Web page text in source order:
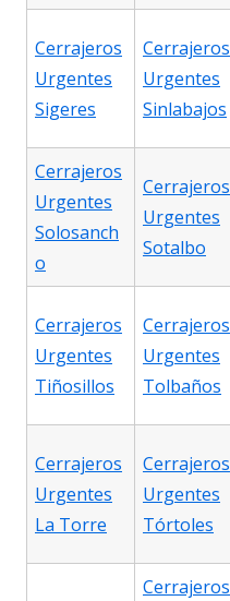
Cerrajeros
Urgentes
Sigeres
Cerrajeros
Urgentes
Sinlabajos
Cerrajeros
Urgentes
Solosanch
o
Cerrajeros
Urgentes
Sotalbo
Cerrajeros
Urgentes
Tiñosillos
Cerrajeros
Urgentes
Tolbaños
Cerrajeros
Urgentes
La Torre
Cerrajeros
Urgentes
Tórtoles
Cerrajeros